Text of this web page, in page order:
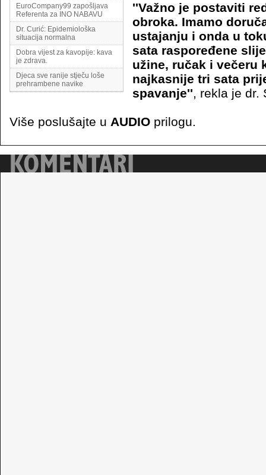
EuroCompany99 zapošljava
Referenta za INO NABAVU
Dr. Curić: Epidemiološka
situacija normalna
Dobra vijest za kavopije: kava
je zdrava.
Djeca sve ranije stječu loše
prehrambene navike
''Važno je postaviti
obroka. Imamo
ustajanju i onda u
sata raspoređene
užine, ručak i večeru
najkasnije tri sata
spavanje'', rekla je dr.
Više poslušajte u AUDIO prilogu.